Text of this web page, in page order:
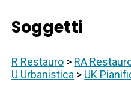
Soggetti
R Restauro > RA
U Urbanistica > UK